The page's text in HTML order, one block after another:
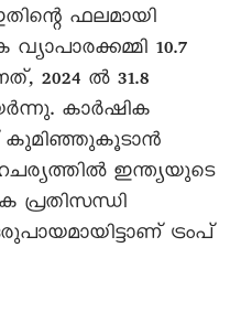
ഫലമായി
10.7
2024 ൽ 31.8
കാർഷിക
കുമിഞ്ഞുകൂടാൻ
ഇന്ത്യയുടെ
പ്രതിസന്ധി
ട്രംപ്